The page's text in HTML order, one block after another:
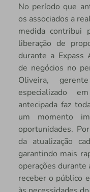
No período que
os associados a
medida contribui
liberação de
durante a Expass
de negócios no
Oliveira,
especializado
antecipada faz
um momento
oportunidades.
da atualização
garantindo mais
operações durante
receber o público